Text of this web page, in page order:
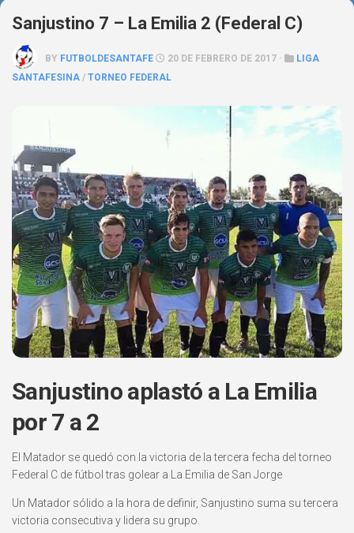
Sanjustino 7 – La Emilia 2 (Federal C)
BY FUTBOLDESANTAFE 20 DE FEBRERO DE 2017 ·
LIGA
SANTAFESINA / TORNEO FEDERAL
Sanjustino aplastó a La Emilia
por 7 a 2
El Matador se quedó con la victoria de la tercera fecha del torneo
Federal C de fútbol tras golear a La Emilia de San Jorge
Un Matador sólido a la hora de definir, Sanjustino suma su tercera
victoria consecutiva y lidera su grupo.